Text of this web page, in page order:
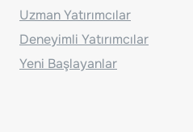
Uzman Yatırımcılar
Deneyimli Yatırımcılar
Yeni Başlayanlar